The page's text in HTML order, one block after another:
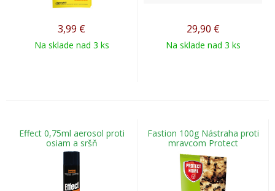
3,99 €
Na sklade nad 3 ks
29,90 €
Na sklade nad 3 ks
Effect 0,75ml aerosol proti
osiam a sršň
Fastion 100g Nástraha proti
mravcom Protect